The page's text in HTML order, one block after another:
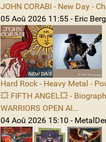
JOHN CORABI - New Day -
05 Aoû 2026 11:55 - Eric
Hard Rock - Heavy Metal -
💥 FIFTH ANGEL💥 -
WARRIORS OPEN AI...
04 Aoû 2026 15:10 -